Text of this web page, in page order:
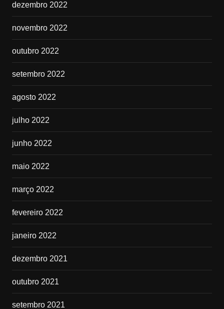
dezembro 2022
novembro 2022
outubro 2022
setembro 2022
agosto 2022
julho 2022
junho 2022
maio 2022
março 2022
fevereiro 2022
janeiro 2022
dezembro 2021
outubro 2021
setembro 2021